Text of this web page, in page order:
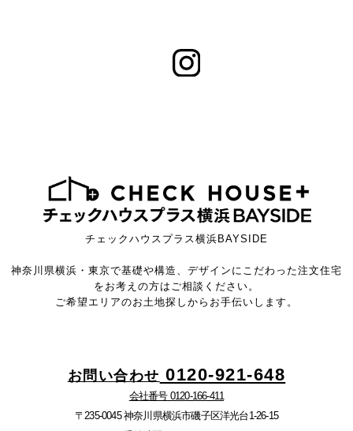
チェックハウスプラス横浜BAYSIDE
神奈川県横浜・東京で基礎や構造、デザインにこだわった注文住宅
をお考えの方はご相談ください。
ご希望エリアのお土地探しからお手伝いします。
お問い合わせ 0120-921-648
会社番号 0120-166-411
〒235-0045 神奈川県横浜市磯子区洋光台1-26-15